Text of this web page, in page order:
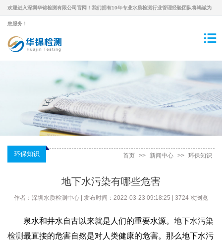
欢迎进入深圳华锦检测有限公司官网！我们拥有10年专业水质检测行业管理经验团队将竭诚为
您服务！
环保知识 首页 >> 新闻中心 >> 环保知识
地下水污染有哪些危害
作者：深圳水质检测中心 | 发布时间：2022-03-23 09:18:25 | 3724 次浏览
泉水和井水自古以来就是人们的重要水源。 地下水污染
检测最直接的危害自然是对人类健康的危害。那么地下水污